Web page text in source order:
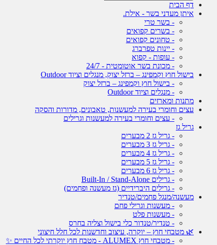
דף הבית
איתן מעדני בשר - אילת.
- בשר טרי
- בשרים קפואים
- טחונים קפואים
- יינות טפרברג
- עופות - קפוא
- מכונת בשר אוטומטית - 24/7
בישול חוץ וקמפינג – ברזל יצוק, מנגלים וציוד Outdoor
- בישול חוץ וקמפינג – ברזל יצוק
- מנגלים וציוד Outdoor
מתנות ומארזים
עצים וחומרי בעירה למעשנות, טאבונים, מדורות והסקה
- עצים וחומרי בעירה למעשנות וגרילים
גריל גז
- גריל גז 2 מבערים
- גריל גז 3 מבערים
- גריל גז 4 מבערים
- גריל גז 5 מבערים
- גריל גז 6 מבערים
- גרילים Built-In / Stand-Alone
- גרילים היברידיים (גז מעשנה ופחמים)
מעשנה/מנגל פחמים/טנדיר
- מעשנות וגרילי פחם
- מעשנות פלט
- טנדיר/טנדור כלי בישול וצליה בחרס
🌿 מטבחי חוץ – יוקרה, עיצוב וחדשנות לכל חלל חיצוני
- מטבחי חוץ ALUMEX - מטבח חוץ יוקרתי לכל החיים ✨